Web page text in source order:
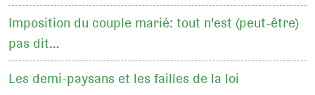
Imposition du couple marié: tout n'est (peut-être)
pas dit…
Les demi-paysans et les failles de la loi